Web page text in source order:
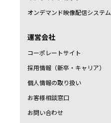
オンデマンド映像配信システム
運営会社
コーポレートサイト
採用情報（新卒・キャリア）
個人情報の取り扱い
お客様相談窓口
お問い合わせ